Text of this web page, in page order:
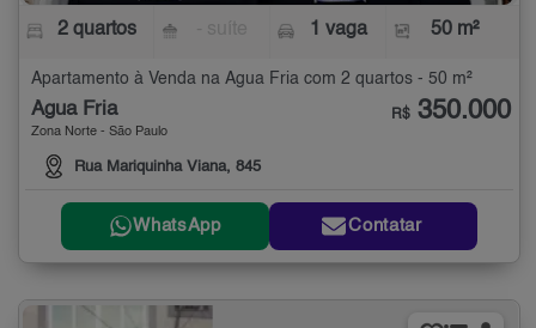
2 quartos 1 vaga 50 m²
Apartamento à Venda na Água Fria com 2 quartos - 50 m²
Água Fria
Zona Norte - São Paulo
Rua Mariquinha Viana, 845
R$ 350.000
WhatsApp Contatar